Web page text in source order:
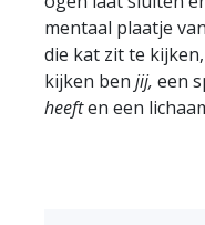
mentaal plaatje
die kat zit te
kijken ben jij, een
heeften een